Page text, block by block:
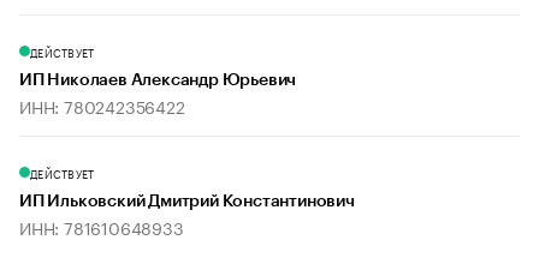
ДЕЙСТВУЕТ
ИП Николаев Александр Юрьевич
ИНН: 780242356422
ДЕЙСТВУЕТ
ИП Ильковский Дмитрий Константинович
ИНН: 781610648933